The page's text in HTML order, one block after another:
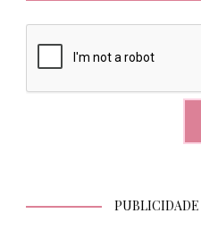
PUBLICIDADE